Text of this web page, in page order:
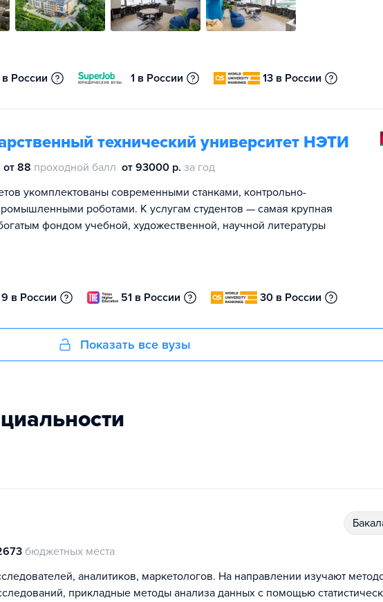
в России 1 в России 13 в России
технический университет НЭТИ
от 88 проходной балл от 93000 р. за год
укомплектованы современными станками, контрольно-
роботами. К услугам студентов — самая крупная
фондом учебной, художественной, научной литературы
9 в России 51 в России 30 в России
Показать все вузы
бюджетных места
аналитиков, маркетологов. На направлении изучают
прикладные методы анализа данных с помощью